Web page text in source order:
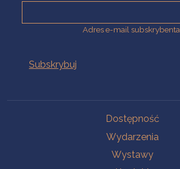
Adres e-mail subskrybenta.
Dostępność
Wydarzenia
Wystawy